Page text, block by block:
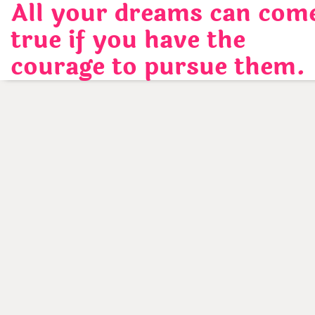
Skip
content
All your dreams can
true if you have the
courage to pursue them.